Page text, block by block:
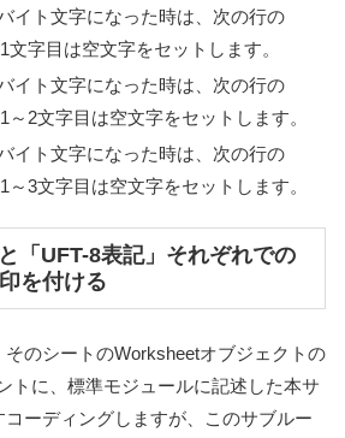
イト文字になった時は、次の行の
文字目は空文字をセットします。
イト文字になった時は、次の行の
～2文字目は空文字をセットします。
イト文字になった時は、次の行の
～3文字目は空文字をセットします。
「UFT-8表記」それぞれでの
を付ける
のシートのWorksheetオブジェクトの
トに、標準モジュールに記述した本サ
ーディングしますが、このサブルー